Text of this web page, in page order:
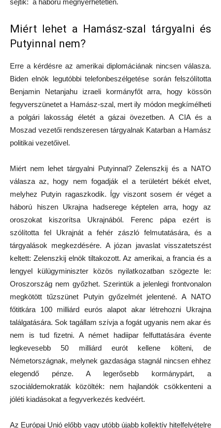
sejtik: a háború megnyerhetetlen.
Miért lehet a Hamász-szal tárgyalni és
Putyinnal nem?
Erre a kérdésre az amerikai diplomáciának nincsen válasza.
Biden elnök legutóbbi telefonbeszélgetése során felszólította
Benjamin Netanjahu izraeli kormányfőt arra, hogy kössön
fegyverszünetet a Hamász-szal, mert ily módon megkímélheti
a polgári lakosság életét a gázai övezetben. A CIA és a
Moszad vezetői rendszeresen tárgyalnak Katarban a Hamász
politikai vezetőivel.
Miért nem lehet tárgyalni Putyinnal? Zelenszkij és a NATO
válasza az, hogy nem fogadják el a területért békét elvet,
melyhez Putyin ragaszkodik. Így viszont sosem ér véget a
háború hiszen Ukrajna hadserege képtelen arra, hogy az
oroszokat kiszorítsa Ukrajnából. Ferenc pápa ezért is
szólította fel Ukrajnát a fehér zászló felmutatására, és a
tárgyalások megkezdésére. A józan javaslat visszatetszést
keltett: Zelenszkij elnök tiltakozott. Az amerikai, a francia és a
lengyel külügyminiszter közös nyilatkozatban szögezte le:
Oroszország nem győzhet. Szerintük a jelenlegi frontvonalon
megkötött tűzszünet Putyin győzelmét jelentené. A NATO
főtitkára 100 milliárd eurós alapot akar létrehozni Ukrajna
találgatására. Sok tagállam szívja a fogát ugyanis nem akar és
nem is tud fizetni. A német hadiipar felfuttatására évente
legkevesebb 50 milliárd eurót kellene költeni, de
Németországnak, melynek gazdasága stagnál nincsen ehhez
elegendő pénze. A legerősebb kormánypárt, a
szociáldemokraták közölték: nem hajlandók csökkenteni a
jóléti kiadásokat a fegyverkezés kedvéért.
Az Európai Unió előbb vagy utóbb újabb kollektív hitelfelvételre